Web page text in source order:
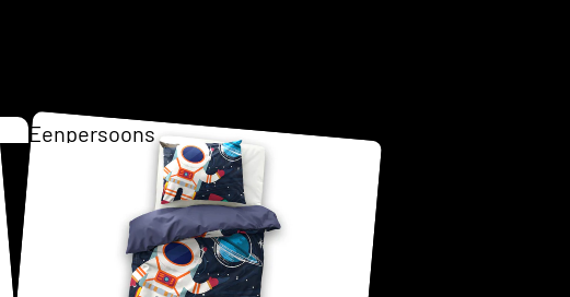
Tweepersoons
Opberg Boxspring
Eenpersoons
Matras